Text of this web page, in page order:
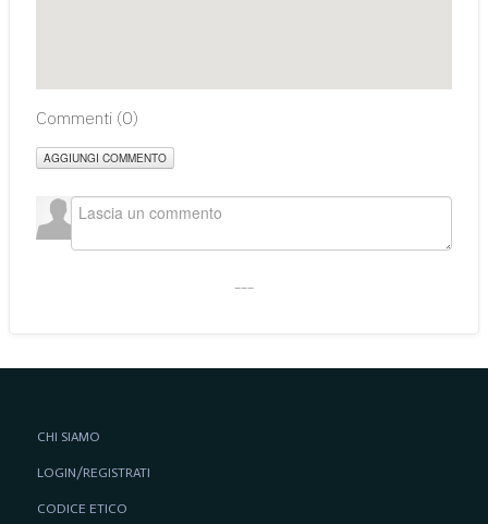
Commenti (0)
AGGIUNGI COMMENTO
CHI SIAMO
LOGIN/REGISTRATI
CODICE ETICO